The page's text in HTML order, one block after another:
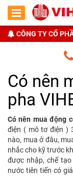
CÔNG TY CỔ
Có nên
pha
Có nên mua động
điện ( mô tơ điện )
nào, mua ở đâu,
nhắc cho kỹ trước
được nhập, chế
nước tiên tiến có